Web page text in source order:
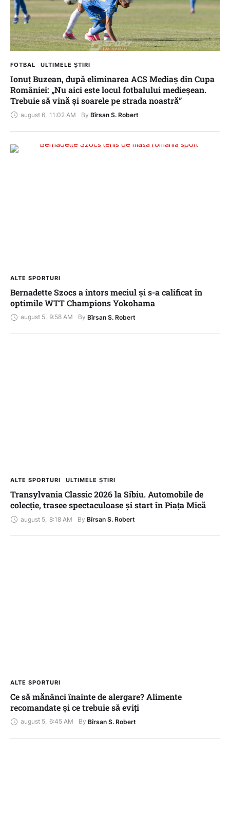
FOTBAL ULTIMELE ȘTIRI
Ionuț Buzean, după eliminarea ACS Mediaș din Cupa
României: „Nu aici este locul fotbalului medieșean.
Trebuie să vină și soarele pe strada noastră”
august 6 11:02 AM By Bîrsan S. Robert
ALTE SPORTURI
Bernadette Szocs a întors meciul și s-a calificat în
optimile WTT Champions Yokohama
august 5, 9:58 AM By Bîrsan S. Robert
ALTE SPORTURI ULTIMELE ȘTIRI
Transylvania Classic 2026 la Sibiu. Automobile de
colecție, trasee spectaculoase și start în Piața Mică
august 5 8:18 AM By Bîrsan S. Robert
ALTE SPORTURI
Ce să mănânci înainte de alergare? Alimente
recomandate și ce trebuie să eviți
august 5, 6:45 AM By Bîrsan S. Robert